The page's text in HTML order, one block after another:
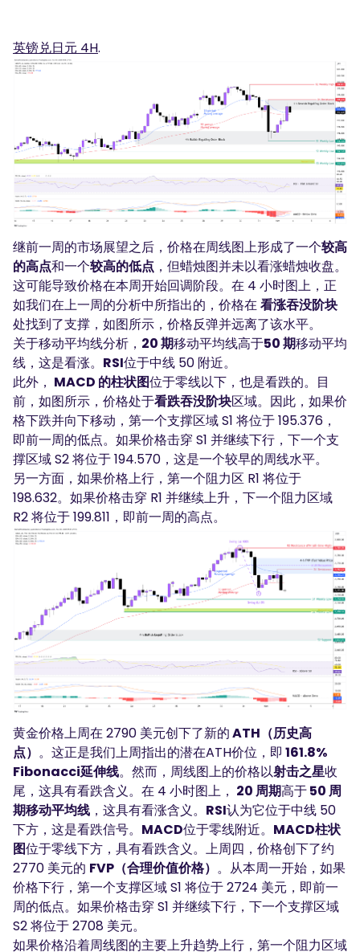
英镑兑日元 4H.
继前一周的市场展望之后，价格在周线图上形成了一个较高
的高点和一个较高的低点 ，但蜡烛图并未以看涨蜡烛收盘。
这可能导致价格在本周开始回调阶段。在 4 小时图上，正
如我们在上一周的分析中所指出的，价格在看涨吞没阶块
处找到了支撑，如图所示，价格反弹并远离了该水平。
关于移动平均线分析， 20 期移动平均线高于50 期移动平均
线，这是看涨。 RSI位于中线 50 附近。
此外， MACD 的柱状图位于零线以下，也是看跌的。目
前，如图所示，价格处于看跌吞没阶块区域。因此，如果价
格下跌并向下移动，第一个支撑区域 S1 将位于 195.376，
即前一周的低点。如果价格击穿 S1 并继续下行，下一个支
撑区域 S2 将位于 194.570，这是一个较早的周线水平。
另一方面，如果价格上行，第一个阻力区 R1 将位于
198.632。如果价格击穿 R1 并继续上升，下一个阻力区域
R2 将位于 199.811，即前一周的高点。
黄金价格上周在 2790 美元创下了新的ATH（历史高
点） 。这正是我们上周指出的潜在ATH价位，即 161.8%
Fibonacci延伸线。然而，周线图上的价格以射击之星收
尾，这具有看跌含义。在 4 小时图上， 20 周期高于50 周
期移动平均线 ，这具有看涨含义。 RSI认为它位于中线 50
下方，这是看跌信号。 MACD位于零线附近。 MACD柱状
图位于零线下方，具有看跌含义。上周四，价格创下了约
2770 美元的 FVP（合理价值价格） 。从本周一开始，如果
价格下行，第一个支撑区域 S1 将位于 2724 美元，即前一
周的低点。如果价格击穿 S1 并继续下行，下一个支撑区域
S2 将位于 2708 美元。
如果价格沿着周线图的主要上升趋势上行，第一个阻力区域